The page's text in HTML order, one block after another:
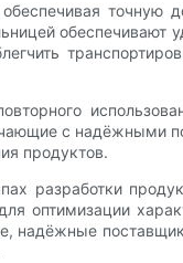
точную
обеспечивают
с надёжными
продуктов.
разработки
оптимизации
надёжные